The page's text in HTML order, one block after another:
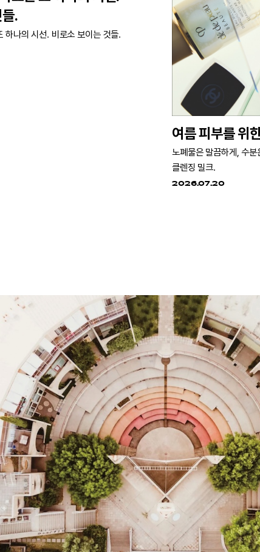
.
하나의 시선. 비로소 보이는 것들.
여름 피부를 위
노폐물은 말끔하게, 수
클렌징 밀크.
2026.07.20